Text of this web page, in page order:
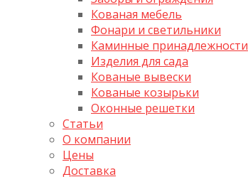
Кованая мебель
Фонари и светильники
Каминные принадлежности
Изделия для сада
Кованые вывески
Кованые козырьки
Оконные решетки
Статьи
О компании
Цены
Доставка